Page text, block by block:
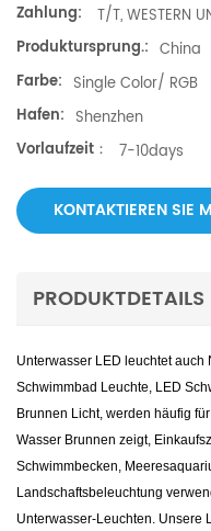
Zahlung:
T/T, WESTERN
Produktursprung.: China
Farbe: Single Color/ RGB
Hafen: Shenzhen
Vorlaufzeit：
7-10days
KONTAKTIEREN SIE
PRODUKTDETAILS
Unterwasser LED leuchtet
Schwimmbad Leuchte, LED
Brunnen Licht, werden häufig
Wasser Brunnen zeigt,
Schwimmbecken,
Landschaftsbeleuchtung
Unterwasser-Leuchten. Unsere